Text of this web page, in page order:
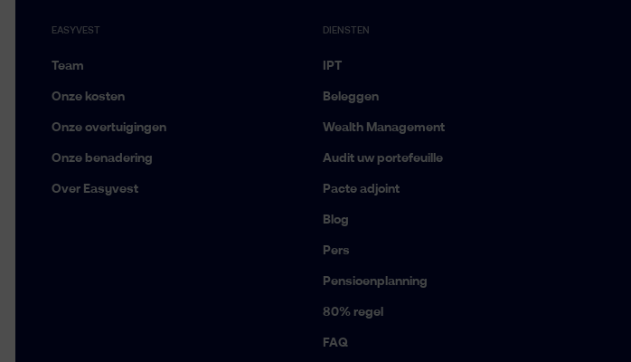
EASYVEST
Team
Onze kosten
Onze overtuigingen
Onze benadering
Over Easyvest
DIENSTEN
IPT
Beleggen
Wealth Management
Audit uw portefeuille
Pacte adjoint
Blog
Pers
Pensioenplanning
80% regel
FAQ